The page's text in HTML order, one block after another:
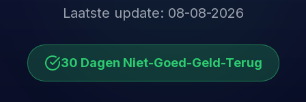
Laatste update: 08-08-2026
30 Dagen Niet-Goed-Geld-Terug